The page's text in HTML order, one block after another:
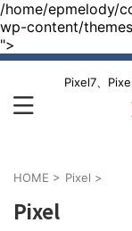
/home/epmelody/
wp-content/
">
Pixel7、
HOME > Pixel >
Pixel